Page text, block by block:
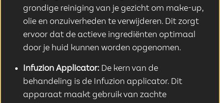
grondige reiniging van je gezicht om make-up,
olie en onzuiverheden te verwijderen. Dit zorgt
ervoor dat de actieve ingrediënten optimaal
door je huid kunnen worden opgenomen.
Infuzion Applicator: De kern van de
behandeling is de Infuzion applicator. Dit
apparaat maakt gebruik van zachte